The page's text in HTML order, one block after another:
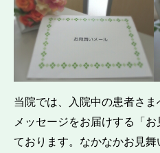
当院では、入院中の患者さ
メッセージをお届けする「
ております。なかなかお見